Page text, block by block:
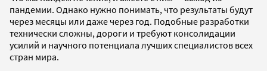
пандемии. Однако нужно понимать, что результаты будут
через месяцы или даже через год. Подобные разработки
технически сложны, дороги и требуют консолидации
усилий и научного потенциала лучших специалистов всех
стран мира.